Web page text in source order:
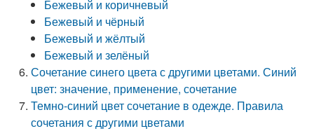
Бежевый и коричневый
Бежевый и чёрный
Бежевый и жёлтый
Бежевый и зелёный
Сочетание синего цвета с другими цветами. Синий
цвет: значение, применение, сочетание
Темно-синий цвет сочетание в одежде. Правила
сочетания с другими цветами